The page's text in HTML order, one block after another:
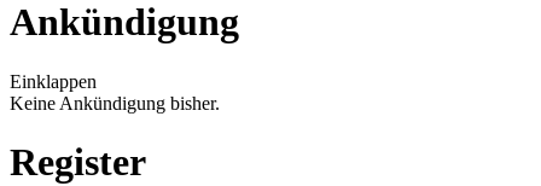
Ankündigung
Einklappen
Keine Ankündigung bisher.
Register